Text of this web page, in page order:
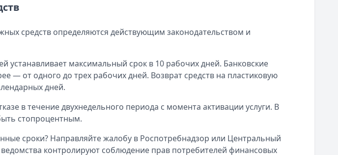
средств определяются действующим законодательством и
устанавливает максимальный срок в 10 рабочих дней. Банковские
— от одного до трех рабочих дней. Возврат средств на пластиковую
дней.
в течение двухнедельного периода с момента активации услуги. В
стопроцентным.
сроки? Направляйте жалобу в Роспотребнадзор или Центральный
контролируют соблюдение прав потребителей финансовых